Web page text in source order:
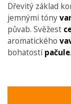
Dřevitý základ
jemnými tóny
půvab. Svěžest
aromatického
bohatostí pačule.